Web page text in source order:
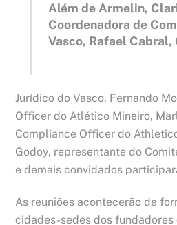
Além de Armelin,
Coordenadora de
Vasco, Rafael Cabral,
Jurídico do Vasco, Fernando
Officer do Atlético Mineiro,
Compliance Officer do
Godoy, representante do
e demais convidados
As reuniões acontecerão de
cidades-sedes dos fundadores